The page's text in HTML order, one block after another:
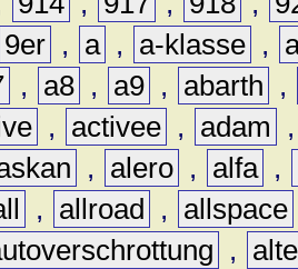
9er , a , a-klasse ,
, a8 , a9 , abarth
,
, activee , adam
, alero , alfa ,
, allroad , allspace
,